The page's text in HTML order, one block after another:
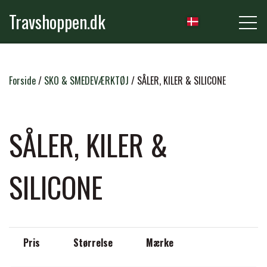
Travshoppen.dk
NYHEDER
HEST
GRIMER & TRÆKTOVE
SADLER & TILBEHØR
TRØJER, BLUSER & T-SHIRTS
PLEJE & STALD
STRIGLER & TILBEHØR
Forside SKO & SMEDEVÆRKTØJ SÅLER, KILER & SILICONE
SÅLER, KILER &
SILICONE
Pris Størrelse Mærke